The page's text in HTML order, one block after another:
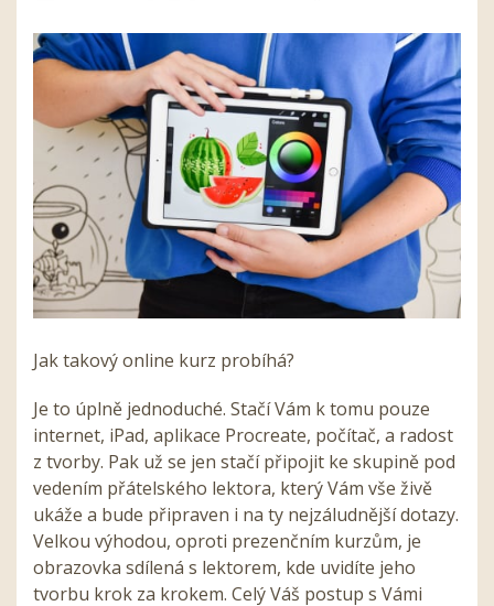
Jak takový online kurz probíhá?
Je to úplně jednoduché. Stačí Vám k tomu pouze
internet, iPad, aplikace Procreate, počítač, a radost
z tvorby. Pak už se jen stačí připojit ke skupině pod
vedením přátelského lektora, který Vám vše živě
ukáže a bude připraven i na ty nejzáludnější dotazy.
Velkou výhodou, oproti prezenčním kurzům, je
obrazovka sdílená s lektorem, kde uvidíte jeho
tvorbu krok za krokem. Celý Váš postup s Vámi